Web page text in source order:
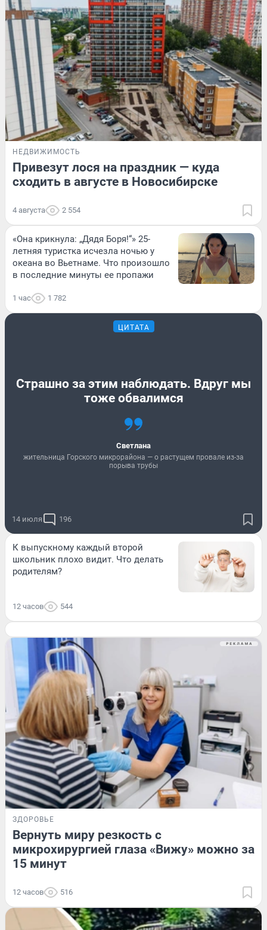
НЕДВИЖИМОСТЬ
Привезут лося на праздник — куда
сходить в августе в Новосибирске
4 августа 2 554
«Она крикнула: „Дядя Боря!“» 25-
летняя туристка исчезла ночью у
океана во Вьетнаме. Что произошло
в последние минуты ее пропажи
1 час 1 782
ЦИТАТА
Страшно за этим наблюдать. Вдруг мы
тоже обвалимся
Светлана
жительница Горского микрорайона — о растущем провале из-за
порыва трубы
14 июля 196
К выпускному каждый второй
школьник плохо видит. Что делать
родителям?
12 часов 544
ЗДОРОВЬЕ
Вернуть миру резкость с
микрохирургией глаза «Вижу» можно за
15 минут
12 часов 516